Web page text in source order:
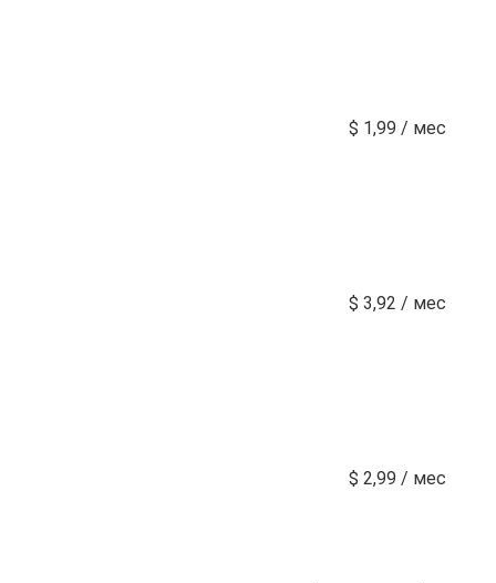
$ 1,99 / мес
$ 3,92 / мес
$ 2,99 / мес